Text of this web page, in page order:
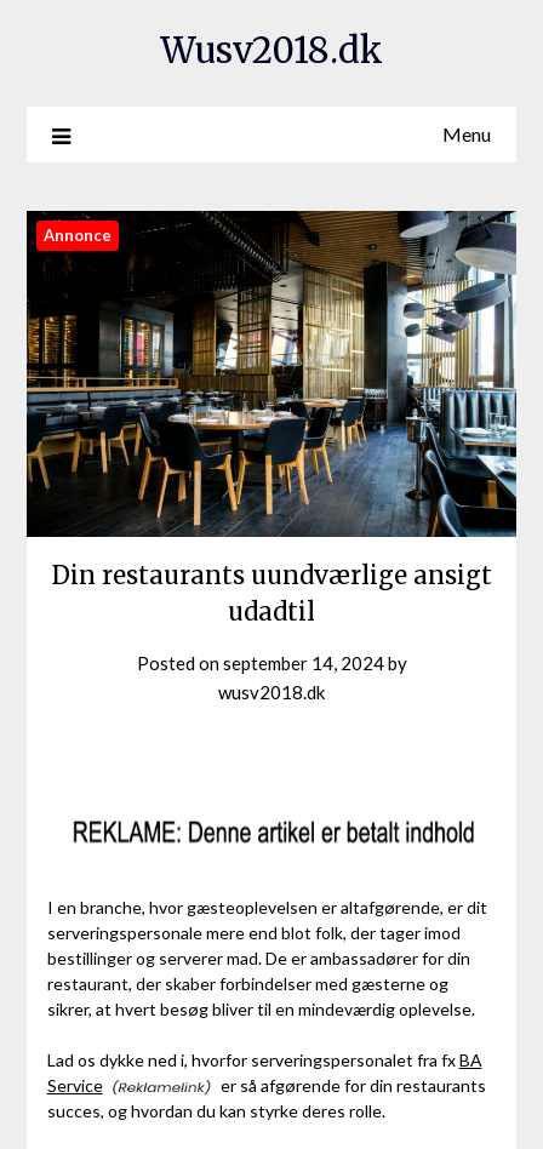
Wusv2018.dk
Menu
Annonce
Din restaurants uundværlige ansigt
udadtil
Posted onseptember 14, 2024by
wusv2018.dk
I en branche, hvor gæsteoplevelsen er altafgørende, er dit
serveringspersonale mere end blot folk, der tager imod
bestillinger og serverer mad. De er ambassadører for din
restaurant, der skaber forbindelser med gæsterne og
sikrer, at hvert besøg bliver til en mindeværdig oplevelse.
Lad os dykke ned i, hvorfor serveringspersonalet fra fxBA
Service
er så afgørende for din restaurants
succes, og hvordan du kan styrke deres rolle.